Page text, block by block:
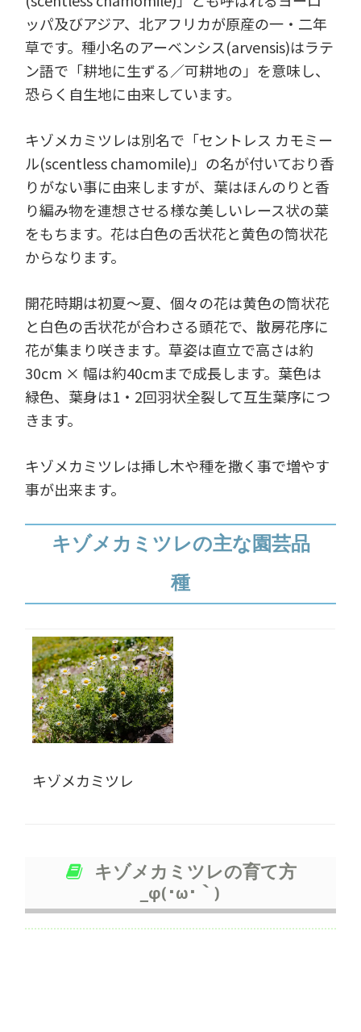
ッパ及びアジア、北アフリカが原産の一・二年
草です。種小名のアーベンシス(arvensis)はラテ
ン語で「耕地に生ずる／可耕地の」を意味し、
恐らく自生地に由来しています。
キゾメカミツレは別名で「セントレス カモミー
ル(scentless chamomile)」の名が付いており香
りがない事に由来しますが、葉はほんのりと香
り編み物を連想させる様な美しいレース状の葉
をもちます。花は白色の舌状花と黄色の筒状花
からなります。
開花時期は初夏～夏、個々の花は黄色の筒状花
と白色の舌状花が合わさる頭花で、散房花序に
花が集まり咲きます。草姿は直立で高さは約
30cm × 幅は約40cmまで成長します。葉色は
緑色、葉身は1・2回羽状全裂して互生葉序につ
きます。
キゾメカミツレは挿し木や種を撒く事で増やす
事が出来ます。
キゾメカミツレの主な園芸品
種
キゾメカミツレ
キゾメカミツレの育て方
_φ(･ω･｀)